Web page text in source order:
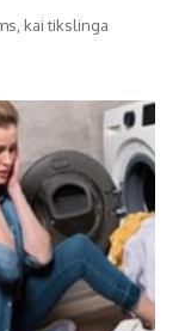
kai tikslinga